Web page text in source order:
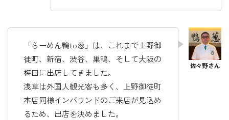
「らーめん鴨to葱」は、これまで上野御
徒町、新宿、渋谷、巣鴨、そして大阪の
梅田に出店してきました。
浅草は外国人観光客も多く、上野御徒町
本店同様インバウンドのご来店が見込め
るため、出店を決めました。